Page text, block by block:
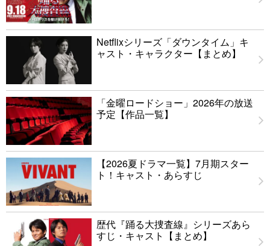
Netflixシリーズ「ダウンタイム」キ
ャスト・キャラクター【まとめ】
「金曜ロードショー」2026年の放送
予定【作品一覧】
【2026夏ドラマ一覧】7月期スター
ト！キャスト・あらすじ
歴代『踊る大捜査線』シリーズあら
すじ・キャスト【まとめ】